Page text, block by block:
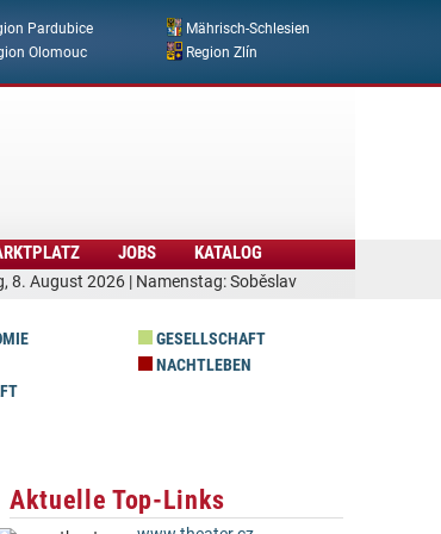
Pardubice
Mährisch-Schlesien
Olomouc Region Zlín
8. August 2026 | Namenstag: Soběslav
JOBS KATALOG
GESELLSCHAFT
NACHTLEBEN
Aktuelle Top-Links